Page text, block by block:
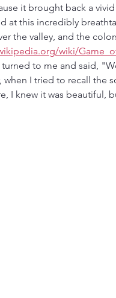
it brought back a
at this incredibly
the valley, and the
wiki/
to me and said,
I tried to recall the
I knew it was beautiful,